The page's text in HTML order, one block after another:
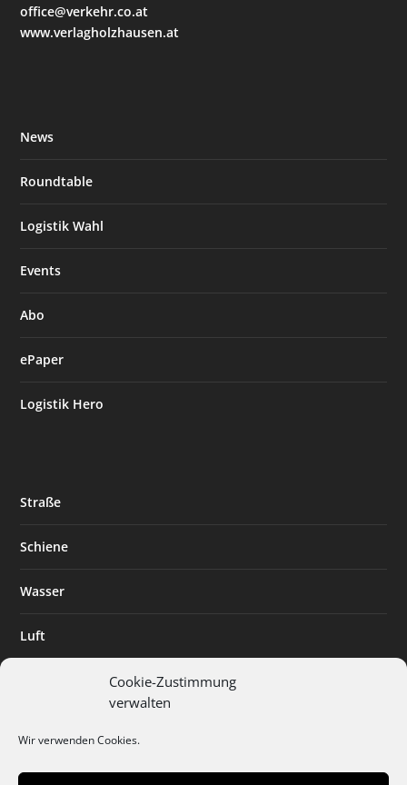
Cookie-Zustimmung
verwalten
Wir verwenden Cookies.
office@verkehr.co.at
www.verlagholzhausen.at
News
Roundtable
Logistik Wahl
Events
Abo
ePaper
Logistik Hero
Straße
Schiene
Wasser
Luft
Digitalisierung